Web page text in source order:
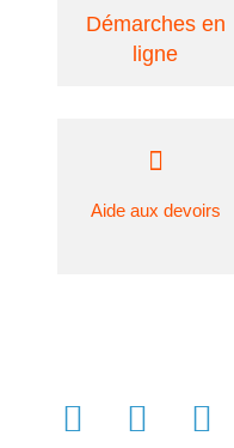
Démarches en
ligne
Aide aux devoirs